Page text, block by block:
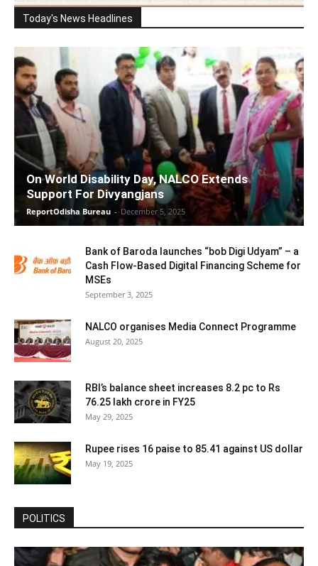
Today's News Headlines
On World Disability Day, NALCO Extends
Support For Divyangjans
ReportOdisha Bureau - December 5, 2025
Bank of Baroda launches “bob Digi Udyam” – a
Cash Flow-Based Digital Financing Scheme for
MSEs
September 3, 2025
NALCO organises Media Connect Programme
August 20, 2025
RBI’s balance sheet increases 8.2 pc to Rs
76.25 lakh crore in FY25
May 29, 2025
Rupee rises 16 paise to 85.41 against US dollar
May 19, 2025
POLITICS